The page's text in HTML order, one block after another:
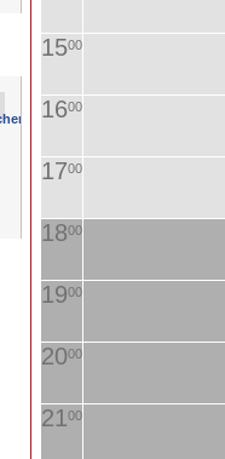
1500
1600
1700
1800
1900
2000
2100